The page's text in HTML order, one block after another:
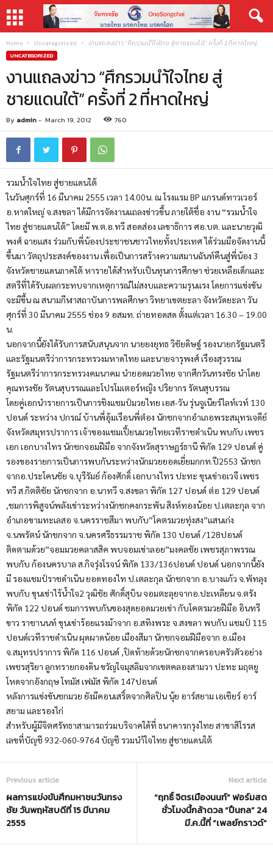
Home Uncategorized งานแถลงข่าว “ศึกรวมนำ้ใจไทย สู่ชายแดนใต้” ครั้งที่ 2 ที่หาดใหญ่
UNCATEGORIZED
งานแถลงข่าว “ศึกรวมนำ้ใจไทย สู่
ชายแดนใต้” ครั้งที่ 2 ที่หาดใหญ่
By admin- March 19, 2012 760
รวมน้ำใจไทย สู่ชายแดนใต้
ในวันศุกร์ที่ 16 มีนาคม 2555 เวลา 14.00น. ณ โรงแรม BP แกรนด์ทาวเวอร์
อ.หาดใหญ่ จ.สงขลา ได้มีการจัดงานแถลงข่าวขึ้น ภายใต้ชื่อ งาน “รวมน้ำใจ
ไทย สู่ชายแดนใต้” โดยมี พ.ต.อ.ทวี สอดส่อง เลขาธิการ ศอ.บต. และนายวุฒิ
พงศ์ ฉายแสง ร่วมกับพี่น้องประชาชนชาวไทยทั้งประเทศ ได้ร่วมมือจัดงานนี้
ขึ้นมา วัตถุประสงค์ของงาน เพื่อเป็นการสร้างความสมานฉันท์คืนสู่พี่น้อง 3
จังหวัดชายแดนภาคใต้ หารายได้สำหรับเป็นทุนการศึกษา ช่วยเหลือเด็กและ
สตรีที่ได้รับผลกระทบจากเหตุการณ์ไม่สงบและความรุนแรง โดยการแข่งขัน
จะมีขึ้น ณ สนามกีฬาสถาบันการพลศึกษา วิทยาเขตยะลา จังหวัดยะลา วัน
ศุกร์ที่ 30 มีนาคม 2555 ช่อง 9 อสมท. ถ่ายทอดสด ตั้งแต่เวลา 16.30 – 19.00
น.
นอกจากนี้ยังได้รับการสนับสนุนจาก นายยงยุทธ วิชัยดิษฐ์ รองนายกรัฐมนตรี
และรัฐมนตรีว่าการกระทรวงมหาดไทย และนายจารุพงศ์ เรืองสุวรรณ
รัฐมนตรีว่าการกระทรวงคมนาคม นำยอดมวยไทย จากศึกวันทรงชัย นำโดย
คุณทรงชัย รัตนสุบรรณและโปรโมเตอร์หญิง ปริยากร รัตนสุบรรณ
โดยคู่เอกนำรายการเป็นการชิงแชมป์มวยไทย เอส-วัน รุ่นจูเนียร์ไลท์เวท์ 130
ปอนด์ ระหว่าง ปกรณ์ บ้านพี่อุ้มเรือนพี่ต๋อง นักชกจากอำเภอพระสมุทรเจดีย์
จังหวัดสมุทรปราการ เจ้าของแชมเปี้ยนมวยไทยเวทีราชดำเนิน พบกับ เพชร
เอก เอกบางไทร นักชกจอมฝีมือ จากจังหวัดสุราษฏร์ธานี พิกัด 129 ปอนด์ คู่
รองของรายการเป็นการพบกันระหว่างนักมวยยอดเยี่ยมกกท.ปี2553 นักชก
จากอ.ประโคนชัย จ.บุรีรัมย์ ก้องศักดิ์ เอกบางไทร ปะทะ ขุนเข่าอเวจี เพชร
ทวี ส.กิตติชัย นักชกจาก อ.นาทวี จ.สงขลา พิกัด 127 ปอนด์ ต่อ 129 ปอนด์
,ชมการพิสูจน์พลังเข่าระหว่างนักชกคงกระพัน สิงห์ทองน้อย ป.เตละกุล จาก
อำเภอขามทะเลสอ จ.นครราชสีมา พบกับ”โคตรมวยทุ่งสง”แสนเก่ง
จ.นพรัตน์ นักชกจาก จ.นครศรีธรรมราช พิกัด 130 ปอนด์ /128ปอนด์
ติดตามด้วย”จอมมวยคลาสสิค พบจอมเข่าลอย”มงคลชัย เพชรสุภาพรรณ
พบกับ ก้องนครบาล ส.กิจรุ่งโรจน์ พิกัด 133/136ปอนด์ ปอนด์ นอกจากนี้ยัง
มี รองแชมป์ราชดำเนิน ยอดทองไท ป.เตละกุล นักชกจาก อ.บางแก้ว จ.พัทลุง
พบกับ ขุนเข่าไร้น้ำใจ2 วุฒิชัย ศักดิ์สุบิน จอมตะลุยจากอ.ปะเหลียน จ.ตรัง
พิกัด 122 ปอนด์ ชมการพบกันของสุดยอดมวยเข่า กับโคตรมวยฝีมือ อินทรี
ขาว ราชานนท์ ขุนเข่าร้อยแรงม้าจาก อ.สทิงพระ จ.สงขลา พบกับ แชมป์ 115
ปอนด์เวทีราชดำเนิน ผุดผาดน้อย เมืองสีมา นักชกจอมฝีมือจาก อ.เมือง
จ.สมุทรปราการ พิกัด 116 ปอนด์ ,ปิดท้ายด้วยนักชกจากครอบครัวตัวอย่าง
เพชรสุริยา ลูกทรายกองดิน ขวัญใจมุสลิมจากเขตคลองสามวา ปะทะ มฤตยู
โหดจากอังกฤษ โทมัส เฟมัส พิกัด 147ปอนด์
หลังการแข่งขันชกมวย ยังมีคอนเสริ์ตจากศิลปิน นุ้ย อาร์สยาม เอเชียร์ อาร์
สยาม และรองไก่
สำหรับผู้มีจิตศรัทธาสามารถร่วมบริจาคใด้ที่ ธนาคารกรุงไทย สาขาสิโรรส
เลขที่บัญชี 932-060-9764 บัญชี รวมนำ้ใจไทย สู่ชายแดนใต้
Previous article
ผลการแข่งขันศึกมหาชนวันทรง
ชัย วันพฤหัสบดีที่ 15 มีนาคม
2555
Next article
“ฤทธิ์ จิตรเมืองนนท์” ฟอร์มสด
ชั่วโมงนี้กล้าดวล “ปืนกล” 24
มี.ค.นี้ที่ “เพลย์กราวด์”